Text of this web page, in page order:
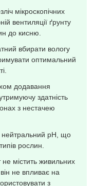
мікроскопічних
вентиляції ґрунту
до кисню.
вбирати вологу
оптимальний
додавання
здатність
з нестачею
нейтральний pH, що
рослин.
не містить живильних
не впливає на
з